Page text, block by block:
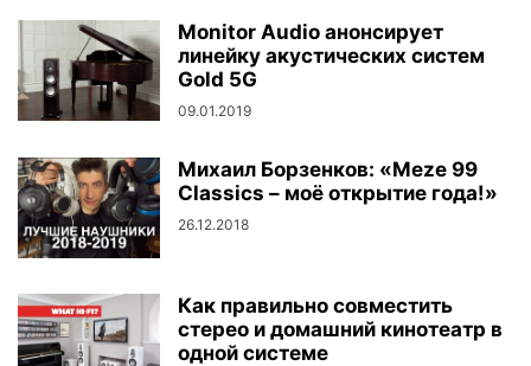
Monitor Audio анонсирует
линейку акустических систем
Gold 5G
09.01.2019
Михаил Борзенков: «Meze 99
Classics – моё открытие года!»
26.12.2018
Как правильно совместить
стерео и домашний кинотеатр в
одной системе